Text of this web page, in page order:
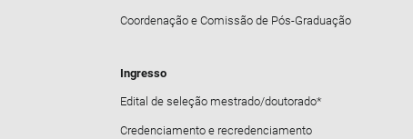
Coordenação e Comissão de Pós-Graduação
Ingresso
Edital de seleção mestrado/doutorado*
Credenciamento e recredenciamento